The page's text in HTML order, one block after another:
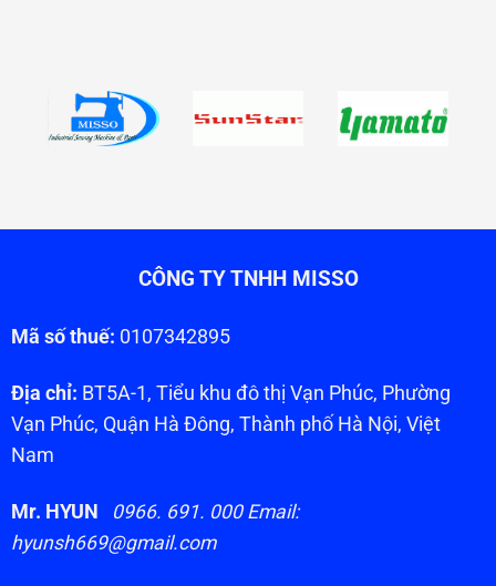
CÔNG TY TNHH MISSO
Mã số thuế: 0107342895
Địa chỉ: BT5A-1, Tiểu khu đô thị Vạn Phúc, Phường
Vạn Phúc, Quận Hà Đông, Thành phố Hà Nội, Việt
Nam
Mr. HYUN
0966. 691. 000 Email:
hyunsh669@gmail.com